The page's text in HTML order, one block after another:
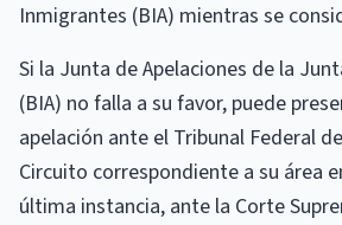
Inmigrantes (BIA) mientras se
Si la Junta de Apelaciones de la
(BIA) no falla a su favor, puede
apelación ante el Tribunal Federal
Circuito correspondiente a su área
última instancia, ante la Corte